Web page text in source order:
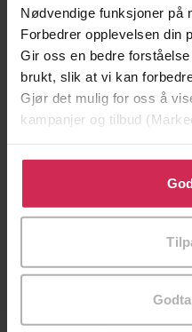
Nødvendige funksjoner på
Forbedrer opplevelsen din
Gir oss en bedre
brukt, slik at vi kan
Gjør det mulig for oss å
kampanjer og tilbud
Klikk på «Godta alle» for
bruke cookies for alle
tilpasse ditt samtykke til
Andre har også
Premium